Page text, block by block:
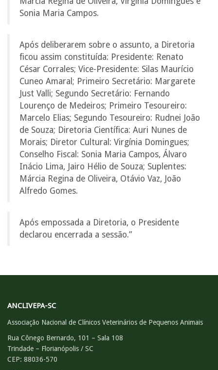
Sonia Maria Campos.
Após deliberarem sobre o assunto, a Diretoria
ficou assim constituída: Presidente: Renato
César Corrales; Vice-Presidente: Silas Maurício
Cuneo Amaral; Primeiro Secretário: Margarete
Just Valli; Segundo Secretário: Fernando
Lourenço de Medeiros; Primeiro Tesoureiro:
Marcelo Elias; Segundo Tesoureiro: Rudnei João
de Souza; Diretoria Científica: Auri Nunes de
Morais; Diretor Cultural: Virgínia Domingues;
Conselho Fiscal: Sonia Maria Campos, Álvaro
Inácio Lima, Jairo Hélio de Souza; Suplentes:
Márcia Regina de Oliveira, Otávio Vaz, João
Alfredo Gomes.
Após empossada a Diretoria, o Presidente
declarou encerrada a sessão.”
ANCLIVEPA-SC
Associação Nacional de Clínicos Veterinários de Pequenos Animais
Rua Cônego Bernardo, 101 – Sala 108
Trindade – Florianópolis / SC
CEP: 88036-570